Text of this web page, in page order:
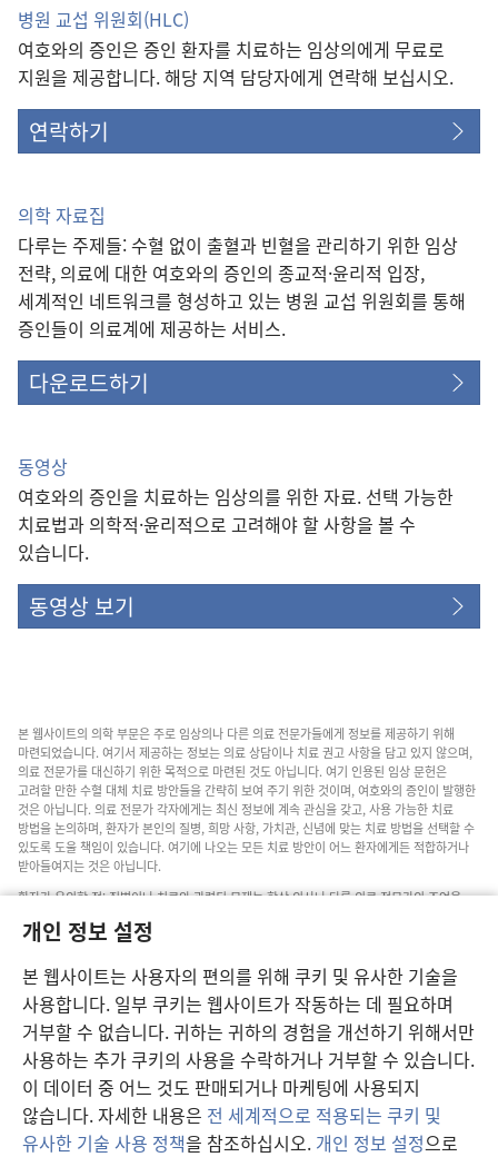
개인 정보 설정
본 웹사이트는 사용자의 편의를 위해 쿠키 및 유사한 기술을
사용합니다. 일부 쿠키는 웹사이트가 작동하는 데 필요하며
거부할 수 없습니다. 귀하는 귀하의 경험을 개선하기 위해서만
사용하는 추가 쿠키의 사용을 수락하거나 거부할 수 있습니다.
이 데이터 중 어느 것도 판매되거나 마케팅에 사용되지
않습니다. 자세한 내용은 전 세계적으로 적용되는 쿠키 및
유사한 기술 사용 정책을 참조하십시오. 개인 정보 설정으로
병원 교섭 위원회(HLC)
여호와의 증인은 증인 환자를 치료하는 임상의에게 무료로
지원을 제공합니다. 해당 지역 담당자에게 연락해 보십시오.
연락하기
의학 자료집
다루는 주제들: 수혈 없이 출혈과 빈혈을 관리하기 위한 임상
전략, 의료에 대한 여호와의 증인의 종교적·윤리적 입장,
세계적인 네트워크를 형성하고 있는 병원 교섭 위원회를 통해
증인들이 의료계에 제공하는 서비스.
다운로드하기
동영상
여호와의 증인을 치료하는 임상의를 위한 자료. 선택 가능한
치료법과 의학적·윤리적으로 고려해야 할 사항을 볼 수
있습니다.
동영상 보기
본 웹사이트의 의학 부문은 주로 임상의나 다른 의료 전문가들에게 정보를 제공하기 위해
마련되었습니다. 여기서 제공하는 정보는 의료 상담이나 치료 권고 사항을 담고 있지 않으며,
의료 전문가를 대신하기 위한 목적으로 마련된 것도 아닙니다. 여기 인용된 임상 문헌은
고려할 만한 수혈 대체 치료 방안들을 간략히 보여 주기 위한 것이며, 여호와의 증인이 발행한
것은 아닙니다. 의료 전문가 각자에게는 최신 정보에 계속 관심을 갖고, 사용 가능한 치료
방법을 논의하며, 환자가 본인의 질병, 희망 사항, 가치관, 신념에 맞는 치료 방법을 선택할 수
있도록 도울 책임이 있습니다. 여기에 나오는 모든 치료 방안이 어느 환자에게든 적합하거나
받아들여지는 것은 아닙니다.
환자가 유의할 점: 질병이나 치료와 관련된 문제는 항상 의사나 다른 의료 전문가의 조언을
본 웹사이트의 이용은 이 사이트 약관의 제약을 받습니다.
보기 설정